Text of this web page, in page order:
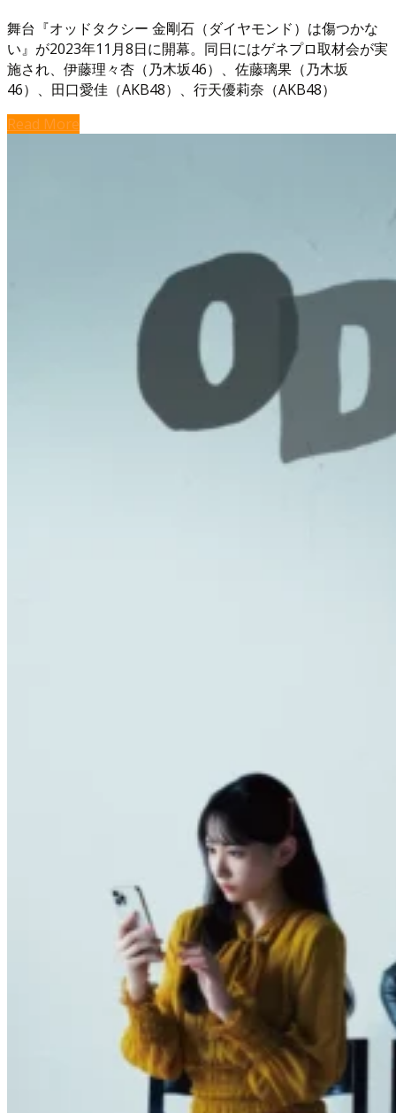
舞台『オッドタクシー 金剛石（ダイヤモンド）は傷つかな
い』が2023年11月8日に開幕。同日にはゲネプロ取材会が実
施され、伊藤理々杏（乃木坂46）、佐藤璃果（乃木坂
46）、田口愛佳（AKB48）、行天優莉奈（AKB48）
Read More